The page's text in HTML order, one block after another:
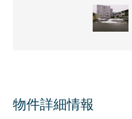
物件詳細情報